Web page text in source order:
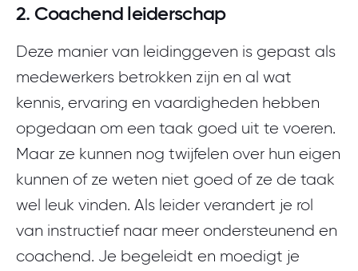
2. Coachend leiderschap
Deze manier van leidinggeven is gepast als
medewerkers betrokken zijn en al wat
kennis, ervaring en vaardigheden hebben
opgedaan om een taak goed uit te voeren.
Maar ze kunnen nog twijfelen over hun eigen
kunnen of ze weten niet goed of ze de taak
wel leuk vinden. Als leider verandert je rol
van instructief naar meer ondersteunend en
coachend. Je begeleidt en moedigt je